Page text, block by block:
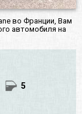
во Франции, Вам
автомобиля на
5